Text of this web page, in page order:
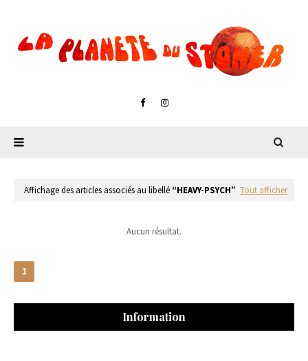
Affichage des articles associés au libellé HEAVY-PSYCH Tout afficher
Aucun résultat.
1
Information